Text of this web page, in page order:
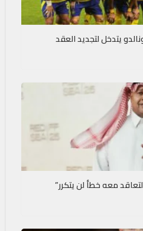
يتدخل لتجديد العقد
معه خطأ لن يتكرر”